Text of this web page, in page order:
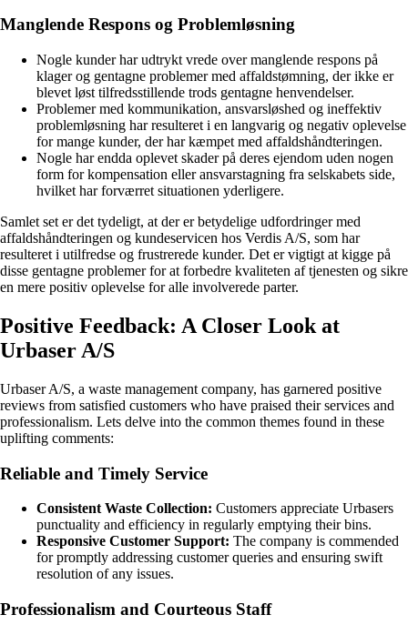
Manglende Respons og Problemløsning
Nogle kunder har udtrykt vrede over manglende respons på
klager og gentagne problemer med affaldstømning, der ikke er
blevet løst tilfredsstillende trods gentagne henvendelser.
Problemer med kommunikation, ansvarsløshed og ineffektiv
problemløsning har resulteret i en langvarig og negativ oplevelse
for mange kunder, der har kæmpet med affaldshåndteringen.
Nogle har endda oplevet skader på deres ejendom uden nogen
form for kompensation eller ansvarstagning fra selskabets side,
hvilket har forværret situationen yderligere.
Samlet set er det tydeligt, at der er betydelige udfordringer med
affaldshåndteringen og kundeservicen hos Verdis A/S, som har
resulteret i utilfredse og frustrerede kunder. Det er vigtigt at kigge på
disse gentagne problemer for at forbedre kvaliteten af tjenesten og sikre
en mere positiv oplevelse for alle involverede parter.
Positive Feedback: A Closer Look at
Urbaser A/S
Urbaser A/S, a waste management company, has garnered positive
reviews from satisfied customers who have praised their services and
professionalism. Lets delve into the common themes found in these
uplifting comments:
Reliable and Timely Service
Consistent Waste Collection: Customers appreciate Urbasers
punctuality and efficiency in regularly emptying their bins.
Responsive Customer Support: The company is commended
for promptly addressing customer queries and ensuring swift
resolution of any issues.
Professionalism and Courteous Staff